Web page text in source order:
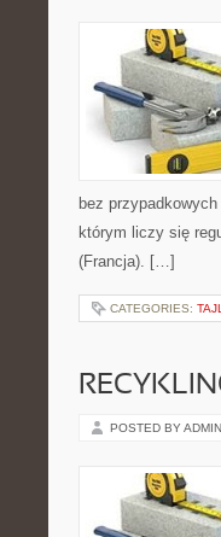
bez
którym liczy się
(Francja). […]
CATEGORIES:
POSTED BY ADMIN